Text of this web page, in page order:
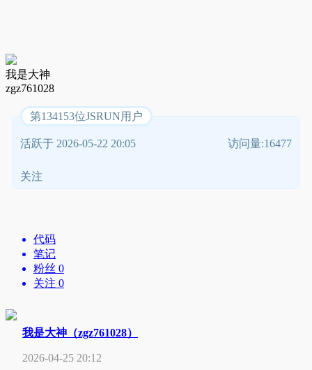
我是大神
zgz761028
第134153位JSRUN用户
活跃于 2026-05-22 20:05 访问量:16477
关注
代码
笔记
粉丝 0
关注 0
我是大神（zgz761028）
2026-04-25 20:12